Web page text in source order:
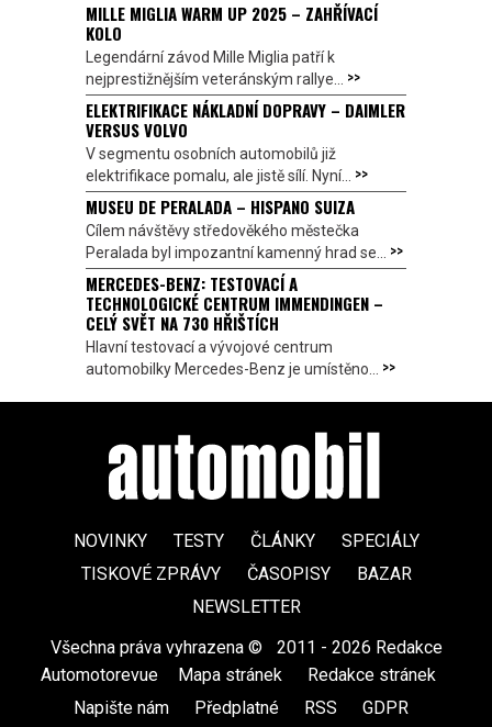
MILLE MIGLIA WARM UP 2025 – ZAHŘÍVACÍ
KOLO
Legendární závod Mille Miglia patří k
nejprestižnějším veteránským rallye... >>
ELEKTRIFIKACE NÁKLADNÍ DOPRAVY – DAIMLER
VERSUS VOLVO
V segmentu osobních automobilů již
elektrifikace pomalu, ale jistě sílí. Nyní... >>
MUSEU DE PERALADA – HISPANO SUIZA
Cílem návštěvy středověkého městečka
Peralada byl impozantní kamenný hrad se... >>
MERCEDES-BENZ: TESTOVACÍ A
TECHNOLOGICKÉ CENTRUM IMMENDINGEN –
CELÝ SVĚT NA 730 HŘIŠTÍCH
Hlavní testovací a vývojové centrum
automobilky Mercedes-Benz je umístěno... >>
NOVINKY TESTY ČLÁNKY
SPECIÁLY
TISKOVÉ ZPRÁVY
ČASOPISY
BAZAR
NEWSLETTER
Všechna práva vyhrazena ©
2011 - 2026 Redakce
Automotorevue
Mapa stránek Redakce stránek
Napište nám
Předplatné RSS GDPR